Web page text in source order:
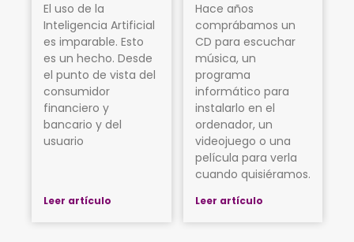
El uso de la
Inteligencia Artificial
es imparable. Esto
es un hecho. Desde
el punto de vista del
consumidor
financiero y
bancario y del
usuario
Leer artículo
Hace años
comprábamos un
CD para escuchar
música, un
programa
informático para
instalarlo en el
ordenador, un
videojuego o una
película para verla
cuando quisiéramos.
Leer artículo